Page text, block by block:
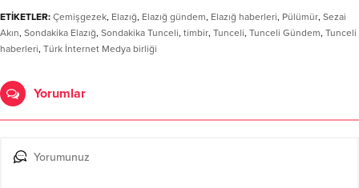
ETİKETLER: Çemişgezek, Elazığ, Elazığ gündem, Elazığ haberleri, Pülümür, Sezai
Akın, Sondakika Elazığ, Sondakika Tunceli, timbir, Tunceli, Tunceli Gündem, Tunceli
haberleri, Türk İnternet Medya birliği
Yorumlar